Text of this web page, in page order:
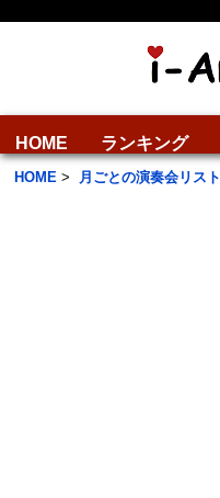
HOME ランキング
HOME > 月ごとの演奏会リスト